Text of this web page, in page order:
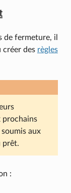
de fermeture, il
créer des règles
prochains
aux
prêt.
: